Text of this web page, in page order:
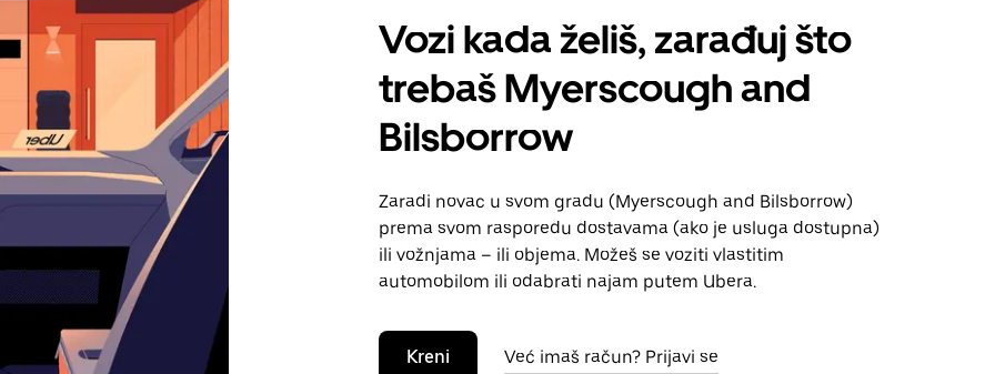
Vozi kada želiš, zarađuj što
trebaš Myerscough and
Bilsborrow
Zaradi novac u svom gradu (Myerscough and Bilsborrow)
prema svom rasporedu dostavama (ako je usluga dostupna)
ili vožnjama – ili objema. Možeš se voziti vlastitim
automobilom ili odabrati najam putem Ubera.
Kreni Već imaš račun? Prijavi se